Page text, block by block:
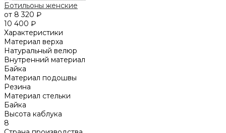
Ботильоны женские
от 8 320 ₽
10 400 ₽
Характеристики
Материал верха
Натуральный велюр
Внутренний материал
Байка
Материал подошвы
Резина
Материал стельки
Байка
Высота каблука
8